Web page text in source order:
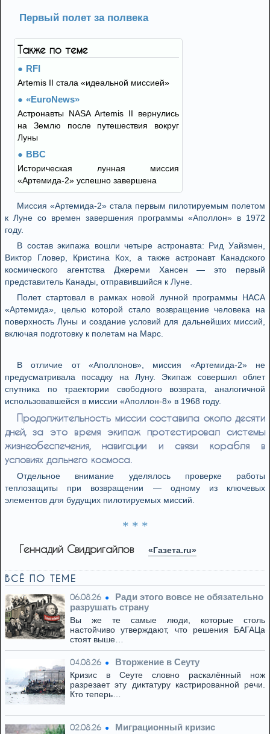
Первый полет за полвека
Также по теме
RFI
Artemis II стала «идеальной миссией»
«EuroNews»
Астронавты NASA Artemis II вернулись
на Землю после путешествия вокруг
Луны
BBC
Историческая лунная миссия
«Артемида-2» успешно завершена
Миссия «Артемида-2» стала первым пилотируемым полетом
к Луне со времен завершения программы «Аполлон» в 1972
году.
В состав экипажа вошли четыре астронавта: Рид Уайзмен,
Виктор Гловер, Кристина Кох, а также астронавт Канадского
космического агентства Джереми Хансен — это первый
представитель Канады, отправившийся к Луне.
Полет стартовал в рамках новой лунной программы НАСА
«Артемида», целью которой стало возвращение человека на
поверхность Луны и создание условий для дальнейших миссий,
включая подготовку к полетам на Марс.
В отличие от «Аполлонов», миссия «Артемида-2» не
предусматривала посадку на Луну. Экипаж совершил облет
спутника по траектории свободного возврата, аналогичной
использовавшейся в миссии «Аполлон-8» в 1968 году.
Продолжительность миссии составила около десяти
дней, за это время экипаж протестировал системы
жизнеобеспечения, навигации и связи корабля в
условиях дальнего космоса.
Отдельное внимание уделялось проверке работы
теплозащиты при возвращении — одному из ключевых
элементов для будущих пилотируемых миссий.
* * *
Геннадий Свидригайлов «Газета.ru»
ВСЁ ПО ТЕМЕ
06.08.26
Ради этого вовсе не обязательно
разрушать страну
Вы же те самые люди, которые столь
настойчиво утверждают, что решения БАГАЦа
стоят выше…
04.08.26 Вторжение в Сеуту
Кризис в Сеуте словно раскалённый нож
разрезает эту диктатуру кастрированной речи.
Кто теперь…
02.08.26 Миграционный кризис